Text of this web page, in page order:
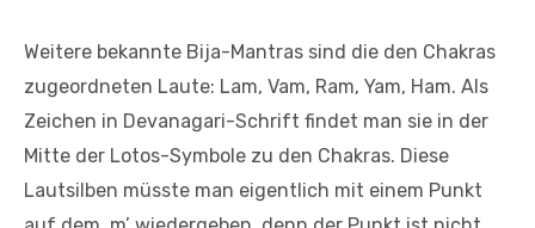
Weitere bekannte Bija-Mantras sind die den Chakras
zugeordneten Laute: Lam, Vam, Ram, Yam, Ham. Als
Zeichen in Devanagari-Schrift findet man sie in der
Mitte der Lotos-Symbole zu den Chakras. Diese
Lautsilben müsste man eigentlich mit einem Punkt